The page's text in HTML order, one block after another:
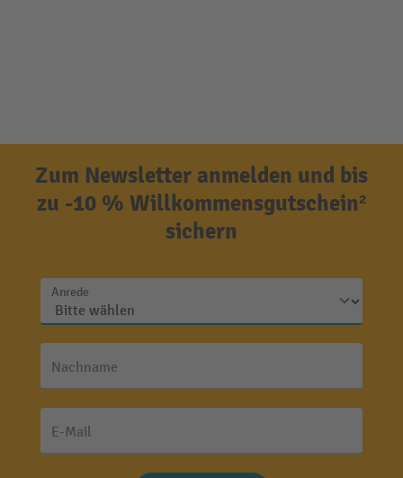
Zum Newsletter anmelden und bis
zu -10 % Willkommensgutschein²
sichern
Anrede
Nachname
E-Mail